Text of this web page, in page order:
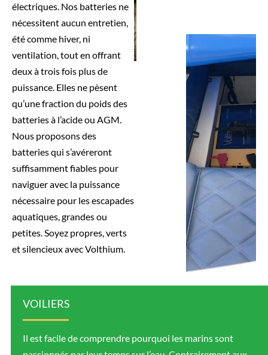
électriques. Nos batteries ne
nécessitent aucun entretien,
été comme hiver, ni
ventilation, tout en offrant
deux à trois fois plus de
puissance. Elles ne pèsent
qu’une fraction du poids des
batteries à l’acide ou AGM.
Nous proposons des
batteries qui s’avéreront
suffisamment fiables pour
naviguer avec la puissance
nécessaire pour les escapades
aquatiques, grandes ou
petites. Soyez propres, verts
et silencieux avec Volthium.
VOILIERS
Il est facile de comprendre pourquoi les marins sont